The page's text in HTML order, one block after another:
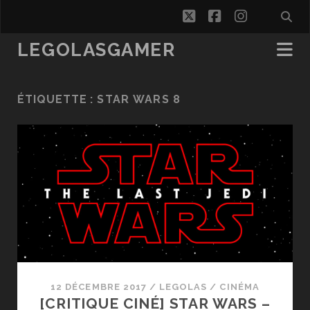
twitterfacebook
LEGOLASGAMER
ÉTIQUETTE :STAR WARS 8
12 DÉCEMBRE 2017 / LEGOLAS / CINÉMA
[CRITIQUE CINÉ] STAR WARS –